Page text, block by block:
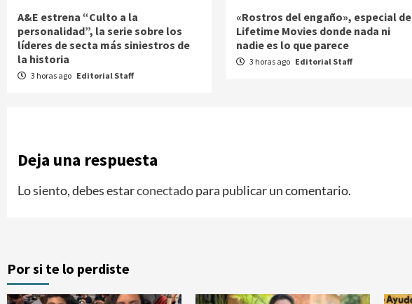
A&E estrena “Culto a la
personalidad”, la serie sobre los
líderes de secta más siniestros de
la historia
3 horas ago Editorial Staff
«Rostros del engaño», especial de
Lifetime Movies donde nada ni
nadie es lo que parece
3 horas ago Editorial Staff
Deja una respuesta
Lo siento, debes estarconectadopara publicar un comentario.
Por si te lo perdiste